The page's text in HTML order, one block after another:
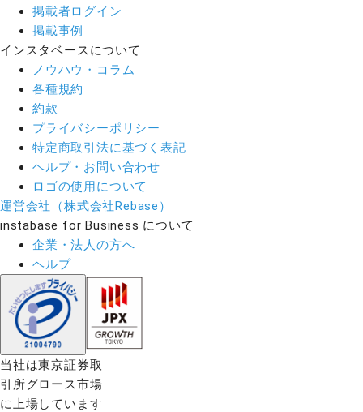
掲載者ログイン
掲載事例
インスタベースについて
ノウハウ・コラム
各種規約
約款
プライバシーポリシー
特定商取引法に基づく表記
ヘルプ・お問い合わせ
ロゴの使用について
運営会社（株式会社Rebase）
instabase for Business について
企業・法人の方へ
ヘルプ
当社は東京証券取
引所グロース市場
に上場しています